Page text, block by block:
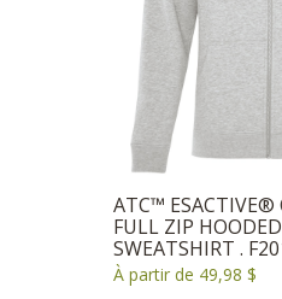
ATC™ ESACTIVE®
FULL ZIP HOODED
SWEATSHIRT .
À partir de 49,98 $